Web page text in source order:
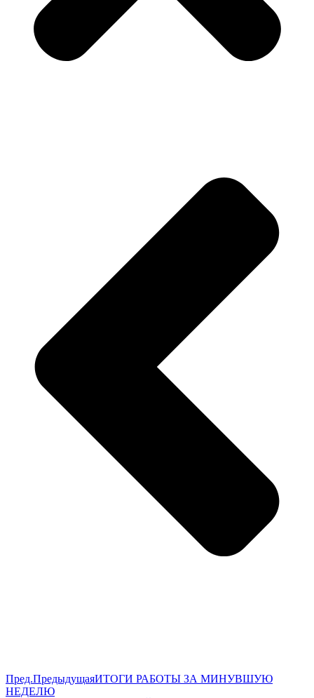
Пред.ПредыдущаяИТОГИ РАБОТЫ ЗА МИНУВШУЮ
НЕДЕЛЮ